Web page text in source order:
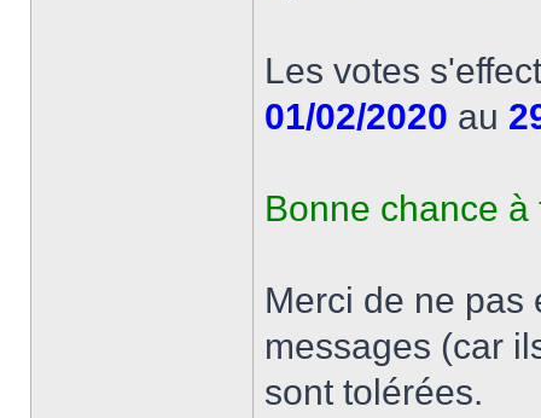
Les votes
01/02/2020 au
Bonne chance à
Merci de ne pas
messages (car
sont tolérées.